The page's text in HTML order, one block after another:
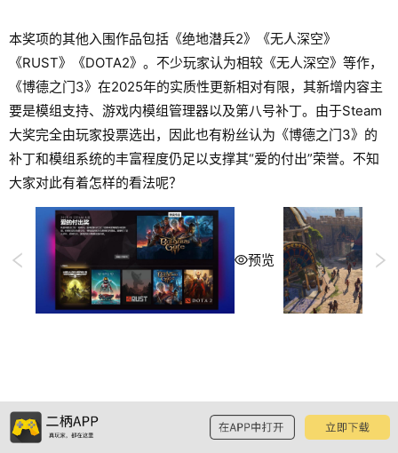
本奖项的其他入围作品包括《绝地潜兵2》《无人深空》
《RUST》《DOTA2》。不少玩家认为相较《无人深空》等作，
《博德之门3》在2025年的实质性更新相对有限，其新增内容主
要是模组支持、游戏内模组管理器以及第八号补丁。由于Steam
大奖完全由玩家投票选出，因此也有粉丝认为《博德之门3》的
补丁和模组系统的丰富程度仍足以支撑其“爱的付出”荣誉。不知
大家对此有着怎样的看法呢？
预览